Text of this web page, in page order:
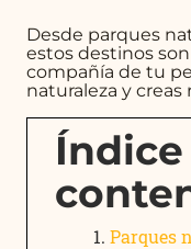
Desde parques
estos destinos
compañía de tu
naturaleza y
Parques